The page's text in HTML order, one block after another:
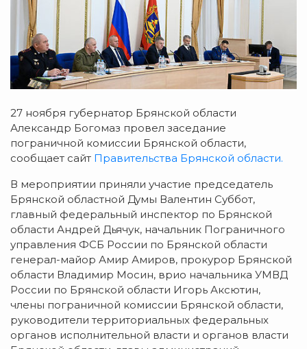
27 ноября губернатор Брянской области
Александр Богомаз провел заседание
пограничной комиссии Брянской области,
сообщает сайт Правительства Брянской области.
В мероприятии приняли участие председатель
Брянской областной Думы Валентин Суббот,
главный федеральный инспектор по Брянской
области Андрей Дьячук, начальник Пограничного
управления ФСБ России по Брянской области
генерал-майор Амир Амиров, прокурор Брянской
области Владимир Мосин, врио начальника УМВД
России по Брянской области Игорь Аксютин,
члены пограничной комиссии Брянской области,
руководители территориальных федеральных
органов исполнительной власти и органов власти